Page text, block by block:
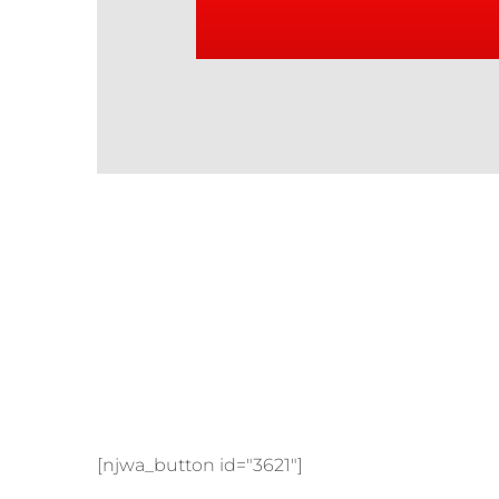
[njwa_button id="3621"]